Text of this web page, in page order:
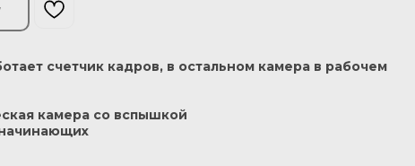
счетчик кадров, в остальном камера в рабочем
камера со вспышкой